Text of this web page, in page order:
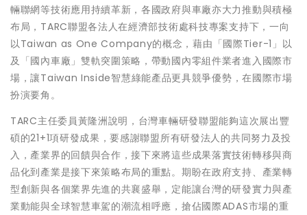
輛聯網等技術應用持續革新，各國政府與車廠亦大力推動與積極
布局，TARC聯盟各法人在經濟部技術處科技專案支持下，一向
以Taiwan as One Company的概念，藉由「國際Tier-1」以
及「國內車廠」雙軌突圍策略，帶動國內零組件業者進入國際市
場，讓Taiwan Inside智慧綠能產品更具競爭優勢，在國際市場
扮演要角。
TARC主任委員黃隆洲說明，台灣車輛研發聯盟能夠這次展出豐
碩的21+1項研發成果，要感謝聯盟所有研發法人的共同努力及投
入，產業界的回饋與合作，接下來將這些成果落實技術轉移與商
品化到產業是接下來策略布局的重點。期盼在政府支持、產業轉
型創新與各個業界先進的共襄盛舉，定能讓台灣的研發實力與產
業動能與全球智慧車駕的潮流相呼應，搶佔國際ADAS市場的重